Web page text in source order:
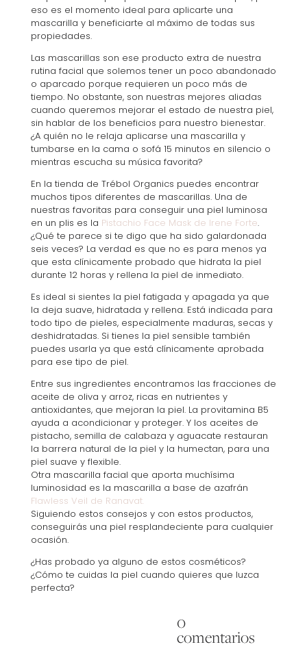
eso es el momento ideal para aplicarte una
mascarilla y beneficiarte al máximo de todas sus
propiedades.
Las mascarillas son ese producto extra de nuestra
rutina facial que solemos tener un poco abandonado
o aparcado porque requieren un poco más de
tiempo. No obstante, son nuestras mejores aliadas
cuando queremos mejorar el estado de nuestra piel,
sin hablar de los beneficios para nuestro bienestar.
¿A quién no le relaja aplicarse una mascarilla y
tumbarse en la cama o sofá 15 minutos en silencio o
mientras escucha su música favorita?
En la tienda de Trébol Organics puedes encontrar
muchos tipos diferentes de mascarillas. Una de
nuestras favoritas para conseguir una piel luminosa
en un plis es la Pistachio Face Mask de Irene Forte.
¿Qué te parece si te digo que ha sido galardonada
seis veces? La verdad es que no es para menos ya
que esta clínicamente probado que hidrata la piel
durante 12 horas y rellena la piel de inmediato.
Es ideal si sientes la piel fatigada y apagada ya que
la deja suave, hidratada y rellena. Está indicada para
todo tipo de pieles, especialmente maduras, secas y
deshidratadas. Si tienes la piel sensible también
puedes usarla ya que está clínicamente aprobada
para ese tipo de piel.
Entre sus ingredientes encontramos las fracciones de
aceite de oliva y arroz, ricas en nutrientes y
antioxidantes, que mejoran la piel. La provitamina B5
ayuda a acondicionar y proteger. Y los aceites de
pistacho, semilla de calabaza y aguacate restauran
la barrera natural de la piel y la humectan, para una
piel suave y flexible.
Otra mascarilla facial que aporta muchísima
luminosidad es la mascarilla a base de azafrán
Flawless Veil de Ranavat.
Siguiendo estos consejos y con estos productos,
conseguirás una piel resplandeciente para cualquier
ocasión.
¿Has probado ya alguno de estos cosméticos?
¿Cómo te cuidas la piel cuando quieres que luzca
perfecta?
0
comentarios